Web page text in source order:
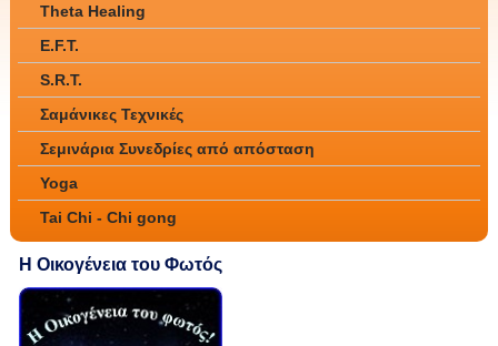
Theta Healing
E.F.T.
S.R.T.
Σαμάνικες Τεχνικές
Σεμινάρια Συνεδρίες από απόσταση
Yoga
Tai Chi - Chi gong
Η Οικογένεια του Φωτός